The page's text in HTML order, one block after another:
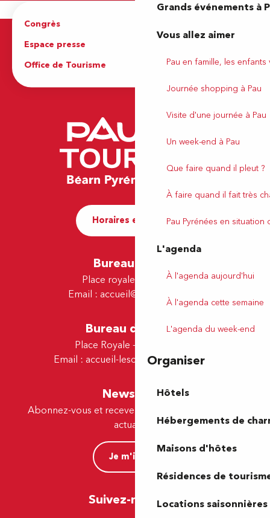
Grands événements à
Vous allez aimer
Pau en famille, les
Journée shopping à Pau
Visite d'une journée à Pau
Un week-end à Pau
Que faire quand il pleut ?
À faire quand il fait très
Pau Pyrénées en situation
L'agenda
À l'agenda aujourd'hui
À l'agenda cette semaine
L'agenda du week-end
Organiser
Hôtels
Hébergements de
Maisons d'hôtes
Résidences de
Locations saisonnières
Congrès
Espace presse
Office de Tourisme
Horaires et contact
Bureau de Pau
Place royale - 64000 Pau
Email : accueil@tourismepau.fr
Bureau de Lescar
Place Royale - 64230 Lescar
Email : accueil-lescar@tourismepau.fr
Newsletter
Abonnez-vous et recevez par e-mail nos offres et
actualités.
Je m'inscris
Suivez-nous ici !